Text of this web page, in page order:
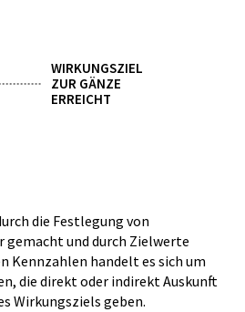
WIRKUNGSZIEL
ZUR GÄNZE
ERREICHT
die Festlegung von
und durch Zielwerte
Kennzahlen handelt es sich um
die direkt oder indirekt Auskunft
Wirkungsziels geben.